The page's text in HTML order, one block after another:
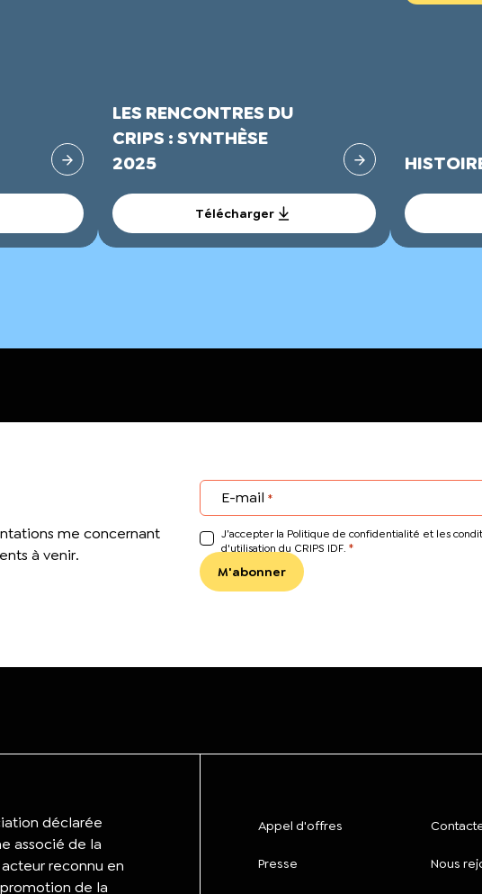
LES RENCONTRES DU
CRIPS : SYNTHÈSE
2025
Télécharger
me concernant
à venir.
E-mail *
J’accepter la Politique de confidentialité et les
d'utilisation du CRIPS IDF. *
déclarée
associé de la
reconnu en
de la
Appel d'offres
Presse Nous